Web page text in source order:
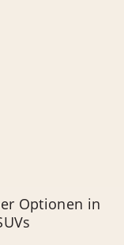
Optionen in